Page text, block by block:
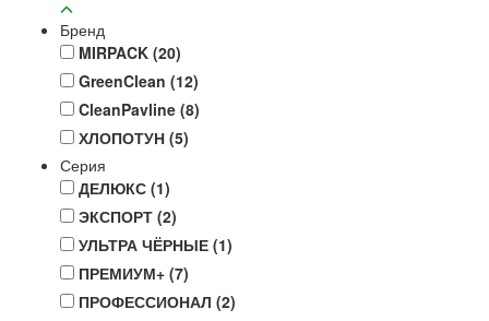
Бренд
MIRPACK (20)
GreenClean (12)
CleanPavline (8)
ХЛОПОТУН (5)
Серия
ДЕЛЮКС (1)
ЭКСПОРТ (2)
УЛЬТРА ЧЁРНЫЕ (1)
ПРЕМИУМ+ (7)
ПРОФЕССИОНАЛ (2)